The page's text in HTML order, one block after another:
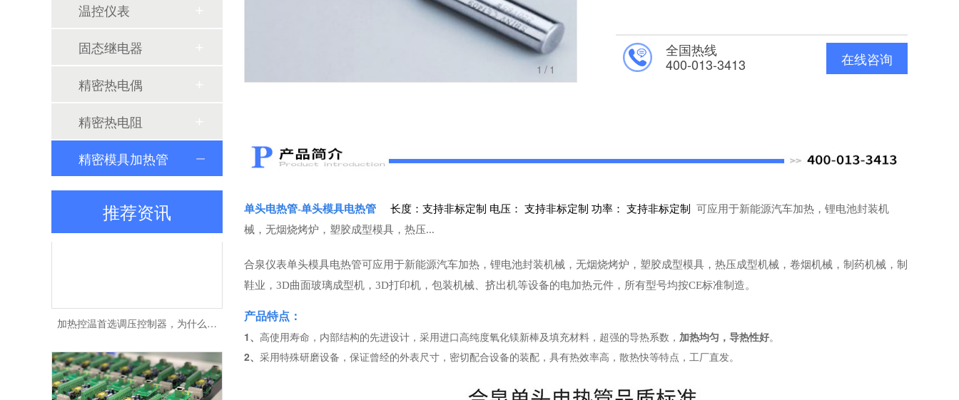
1 /1
在线咨询
全国热线
400-013-3413
单头电热管-单头模具电热管 长度：支持非标定制 电压： 支持非标定制 功率： 支持非标定制
可应用于新能源汽车加热，锂电池封装机
械，无烟烧烤炉，塑胶成型模具，热压...
合泉仪表单头模具电热管可应用于新能源汽车加热，锂电池封装机械，无烟烧烤炉，塑胶成型模具，热压成型机械，卷烟机械，制药机械，制
鞋业，3D曲面玻璃成型机，3D打印机，包装机械、挤出机等设备的电加热元件，所有型号均按CE标准制造。
产品特点：
1、 高使用寿命，内部结构的先进设计，采用进口高纯度氧化镁新棒及填充材料，超强的导热系数， 加热均匀，导热性好。
2、 采用特殊研磨设备，保证曾经的外表尺寸，密切配合设备的装配，具有热效率高，散热快等特点，工厂直发。
温控仪表
固态继电器
精密热电偶
精密热电阻
精密模具加热管
推荐资讯
调压控制器对比SCR电力调整器：加热控温省钱、省空间、省维护